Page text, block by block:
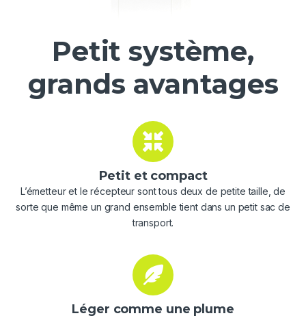
Petit système,
grands avantages
Petit et compact
L’émetteur et le récepteur sont tous deux de petite taille, de
sorte que même un grand ensemble tient dans un petit sac de
transport.
Léger comme une plume